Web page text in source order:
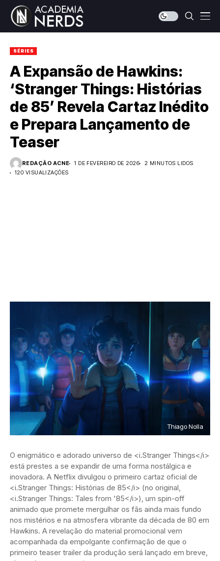
SÉRIES
A Expansão de Hawkins:
‘Stranger Things: Histórias
de 85’ Revela Cartaz Inédito
e Prepara Lançamento de
Teaser
REDAÇÃO ACNE 1 DE FEVEREIRO DE 2026
2 MINUTOS LIDOS
120 VISUALIZAÇÕES
Thiago Nolla
O enigmático e adorado universo de <i.Stranger Things</i>
está prestes a se expandir de uma forma nostálgica e
inovadora. A Netflix divulgou o primeiro cartaz oficial de
<i.Stranger Things: Histórias de 85</i> (no original,
<i.Stranger Things: Tales from '85</i>), um spin-off
animado que promete mergulhar os fãs ainda mais fundo
nos mistérios e na atmosfera vibrante da década de 80 em
Hawkins. A revelação do material promocional vem
acompanhada da empolgante confirmação de que o
primeiro teaser trailer da produção será lançado em breve,